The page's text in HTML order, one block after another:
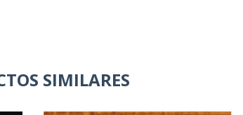
SIMILARES